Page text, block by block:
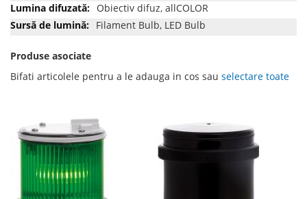
Obiectiv difuz, allCOLOR
Filament Bulb, LED Bulb
Produse asociate
Bifati articolele pentru a le adauga in cos sau selectare toate